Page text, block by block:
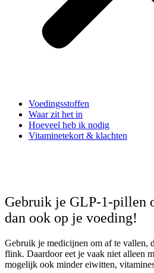
Voedingsstoffen
Waar zit het in
Hoeveel heb ik nodig
Vitaminetekort & klachten
Gebruik je GLP-1-pillen
dan ook op je voeding!
Gebruik je medicijnen om af te vallen,
flink. Daardoor eet je vaak niet alleen
mogelijk ook minder eiwitten,